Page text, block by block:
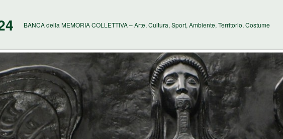
BANCA della MEMORIA COLLETTIVA – Arte, Cultura, Sport, Ambiente, Territorio, Costume